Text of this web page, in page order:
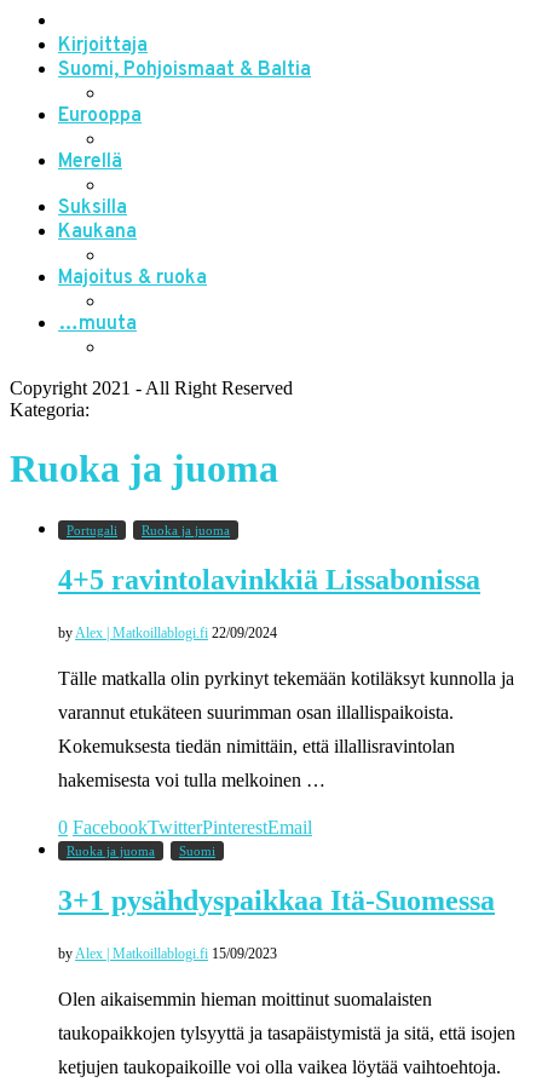
Kirjoittaja
Suomi, Pohjoismaat & Baltia
Eurooppa
Merellä
Suksilla
Kaukana
Majoitus & ruoka
…muuta
Copyright 2021 - All Right Reserved
Kategoria:
Ruoka ja juoma
Portugali Ruoka ja juoma
4+5 ravintolavinkkiä Lissabonissa
by Alex | Matkoillablogi.fi 22/09/2024
Tälle matkalla olin pyrkinyt tekemään kotiläksyt kunnolla ja
varannut etukäteen suurimman osan illallispaikoista.
Kokemuksesta tiedän nimittäin, että illallisravintolan
hakemisesta voi tulla melkoinen …
0 FacebookTwitterPinterestEmail
Ruoka ja juoma Suomi
3+1 pysähdyspaikkaa Itä-Suomessa
by Alex | Matkoillablogi.fi 15/09/2023
Olen aikaisemmin hieman moittinut suomalaisten
taukopaikkojen tylsyyttä ja tasapäistymistä ja sitä, että isojen
ketjujen taukopaikoille voi olla vaikea löytää vaihtoehtoja.